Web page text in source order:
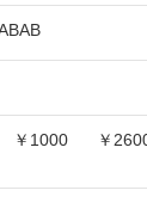
￥1000
￥